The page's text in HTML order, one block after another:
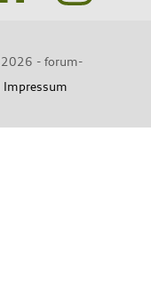
2026 - forum-
Impressum